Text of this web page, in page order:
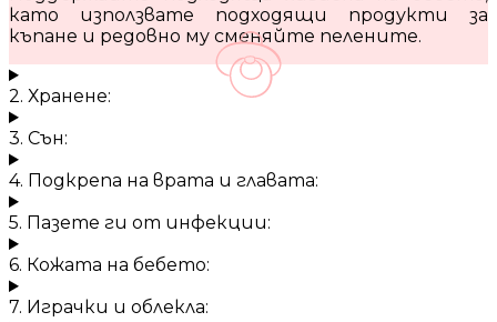
като използвате подходящи продукти за
къпане и редовно му сменяйте пелените.
2. Хранене:
3. Сън:
4. Подкрепа на врата и главата:
5. Пазете ги от инфекции:
6. Кожата на бебето:
7. Играчки и облекла: